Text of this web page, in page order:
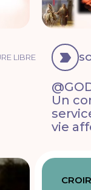
LIBRE
Un
vie